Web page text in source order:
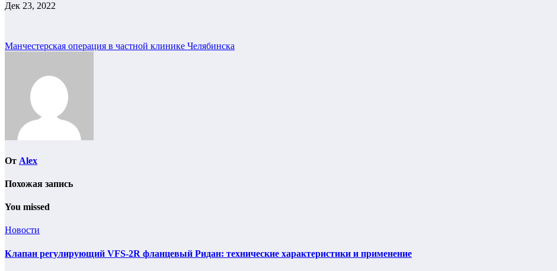
Дек 23, 2022
Навигация
записям
Манчестерская операция в частной клинике Челябинска
От Alex
Похожая запись
You missed
Новости
Клапан регулирующий VFS-2R фланцевый Ридан: технические характеристики и применение